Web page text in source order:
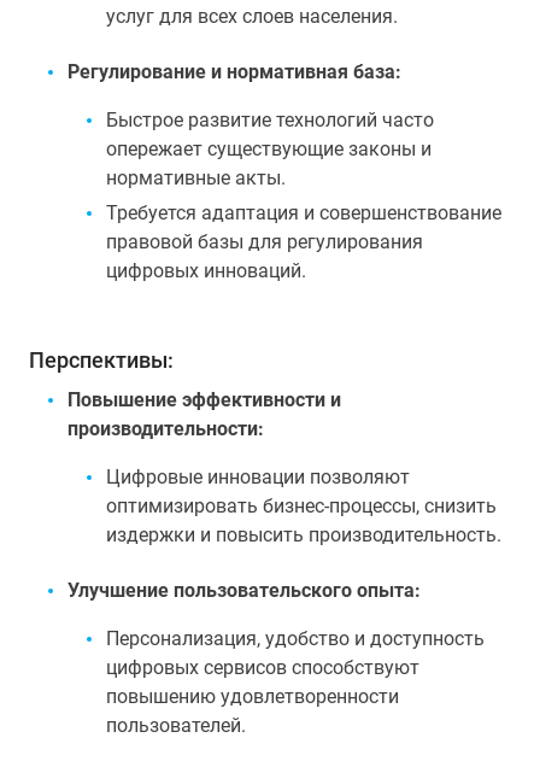
услуг для всех слоев населения.
Регулирование и нормативная база:
Быстрое развитие технологий часто
опережает существующие законы и
нормативные акты.
Требуется адаптация и совершенствование
правовой базы для регулирования
цифровых инноваций.
Перспективы:
Повышение эффективности и
производительности:
Цифровые инновации позволяют
оптимизировать бизнес-процессы, снизить
издержки и повысить производительность.
Улучшение пользовательского опыта:
Персонализация, удобство и доступность
цифровых сервисов способствуют
повышению удовлетворенности
пользователей.